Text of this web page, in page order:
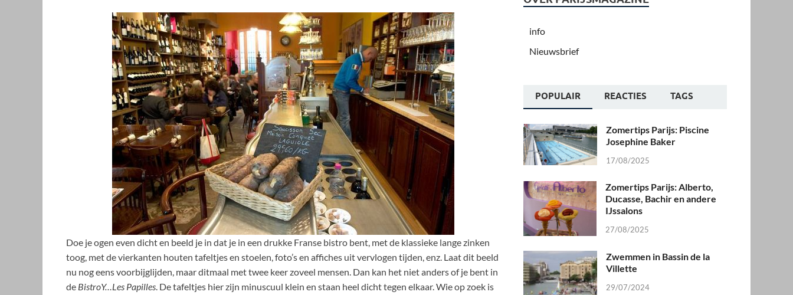
Doe je ogen even dicht en beeld je in dat je in een drukke Franse bistro bent, met de klassieke lange zinken
toog, met de vierkanten houten tafeltjes en stoelen, foto’s en affiches uit vervlogen tijden, enz. Laat dit beeld
nu nog eens voorbijglijden, maar ditmaal met twee keer zoveel mensen. Dan kan het niet anders of je bent in
de BistroY…Les Papilles. De tafeltjes hier zijn minuscuul klein en staan heel dicht tegen elkaar. Wie op zoek is
info
Nieuwsbrief
POPULAIR REACTIES TAGS
Zomertips Parijs: Piscine
Josephine Baker
17/08/2025
Zomertips Parijs: Alberto,
Ducasse, Bachir en andere
IJssalons
27/08/2025
Zwemmen in Bassin de la
Villette
29/07/2024